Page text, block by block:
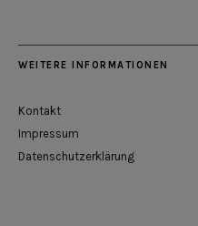
WEITERE INFORMATIONEN
Kontakt
Impressum
Datenschutzerklärung